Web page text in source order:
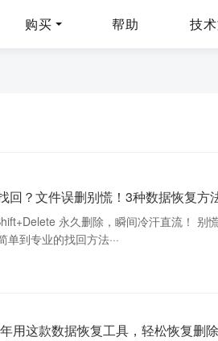
购买 帮助 技
回？文件误删别慌！3种数据恢复方
永久删除，瞬间冷汗直流！ 别
到专业的找回方法···
用这款数据恢复工具，轻松恢复删除